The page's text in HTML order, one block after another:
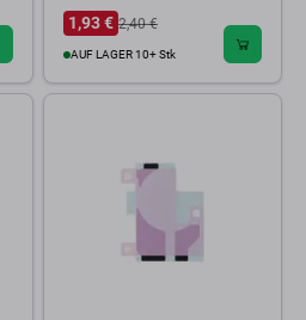
1,93 € 2,40 €
AUF LAGER 10+ Stk